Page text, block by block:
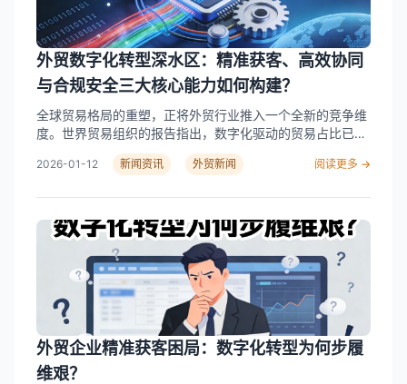
流失、商机响应延迟等核心痛点。行业报告指出，仅少数企
业能实现从询盘到跟进的全程数据同步，大量高意向客户因
系统割裂而被延误或遗漏。未来，外贸数字化必将向“前后
端打通、数据实时流动、营销销售一体化”的全链路模式演
进。 企芯科技：以技术整合驱动外贸全链路价值重构 在这
字化全链路服务的提供商，致力于通过技术整合帮助企业打
通关键运营环节。公司以“数据采集-建站呈现-营销触达-
CRM管理-售后赋能”为核心框架，构建前后端数据无缝流转
的业务闭环。 其核心优势主要体现在以下几方面： 企芯科
客户通常面临多渠道数据分散、询盘质量参差不齐、业务系
统之间衔接不畅等共性问题，亟需通过一体化平台实现降本
增效。 总结与避坑指南 外贸数字化已步入“全链路整合”的新
阶段，企业选择服务商时，应避免以下常见误区： 总之，在
数字化浪潮下，外贸企业应着眼于整体业务流的高效协同，
选择具备全链路整合能力、数据驱动且支持灵活定制的技术
伙伴，从而真正突破增长瓶颈，在全球贸易中赢得持续竞争
力。…Read More
外贸数字化转型深水区：精准获客、高效协同
与合规安全三大核心能力如何构建？
全球贸易格局的重塑，正将外贸行业推入一个全新的竞争维
度。世界贸易组织的报告指出，数字化驱动的贸易占比已升
至65%，单纯的价格优势难以为继。市场调研数据显示，超
过80%的外贸企业正同时面临“线索质量低效、内部数据孤
背后的隐形“成本黑洞” 当前，外贸企业的运营挑战是多维且
联动的。 在市场获客端，普遍存在“广撒网”式的低效投入。
大量企业依赖传统渠道，导致线索重合率高，而无效询盘和
垃圾信息占据了团队大量精力，转化漏斗从源头就出现严重
泄漏。 在内部运营端，多平台、多系统间的数据割裂是另一
大效率杀手。订单、客户、库存信息无法实时同步，不仅导
致响应延迟、客户体验下降，更造成了内部运营成本的隐性
攀升。 在风险控制端，日益复杂的全球贸易监管环境带来了
严峻挑战。政策动态变化快，高风险客户识别难，一旦疏忽
2026-01-12 新闻资讯 外贸新闻 阅读更多 →
外贸企业精准获客困局：数字化转型为何步履
维艰？